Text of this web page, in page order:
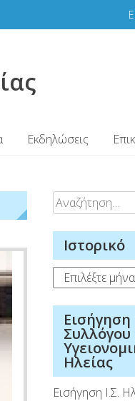
Εκδηλώσεις
Αναζήτηση
για:
Ιστορικό
Ιστορικό
Εισήγηση
Συλλόγου
Ηλείας
Εισήγηση Ι.Σ.